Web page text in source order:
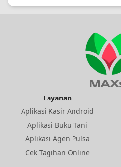
Layanan
Aplikasi Kasir Android
Aplikasi Buku Tani
Aplikasi Agen Pulsa
Cek Tagihan Online